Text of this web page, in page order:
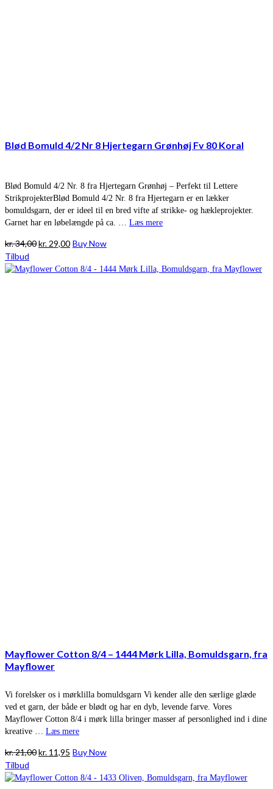
Blød Bomuld 4/2 Nr 8 Hjertegarn Grønhøj Fv 80 Koral
Blød Bomuld 4/2 Nr. 8 fra Hjertegarn Grønhøj – Perfekt til Lettere
StrikprojekterBlød Bomuld 4/2 Nr. 8 fra Hjertegarn er en lækker
bomuldsgarn, der er ideel til en bred vifte af strikke- og hækleprojekter.
Garnet har en løbelængde på ca. … Læs mere
kr.34,00Den
pris
kr. 29,00Den
pris
Buy Now
Tilbud
Mayflower Cotton 8/4 – 1444 Mørk Lilla, Bomuldsgarn, fra
Mayflower
Vi forelsker os i mørklilla bomuldsgarn Vi kender alle den særlige glæde
ved et garn, der både er blødt og har en dyb, levende farve. Vores
Mayflower Cotton 8/4 i mørk lilla bringer masser af personlighed ind i dine
kreative … Læs mere
kr.21,00Den
pris
kr. 11,95 Den
pris
Buy Now
Tilbud